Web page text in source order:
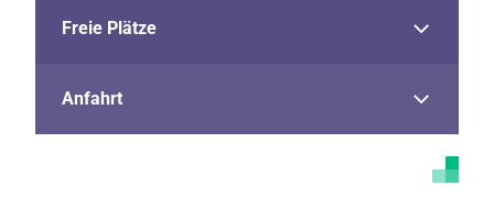
Freie Plätze
Anfahrt